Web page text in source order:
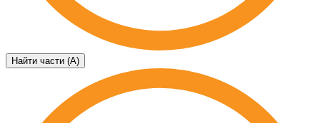
Найти части (А)